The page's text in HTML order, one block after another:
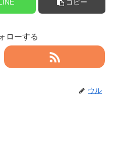
コピー
ローする
ウル